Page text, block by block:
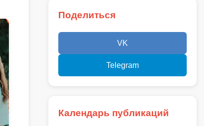
Поделиться
VK
Telegram
Календарь публикаций